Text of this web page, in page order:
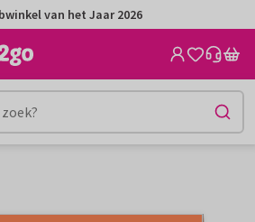
van het Jaar 2026